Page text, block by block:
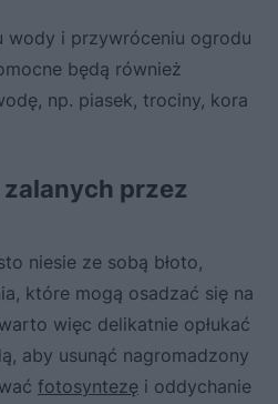
wody i przywróceniu ogrodu
będą również
np. piasek, trociny, kora
przez
niesie ze sobą błoto,
które mogą osadzać się na
więc delikatnie opłukać
aby usunąć nagromadzony
fotosyntezę i oddychanie